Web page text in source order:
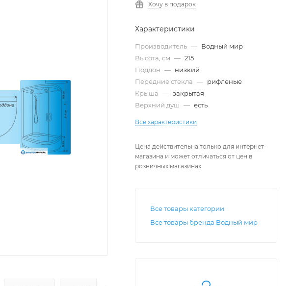
Хочу в подарок
Характеристики
Производитель — Водный мир
Высота, см — 215
Поддон — низкий
Передние стекла — рифленые
Крыша — закрытая
Верхний душ — есть
Все характеристики
Цена действительна только для интернет-
магазина и может отличаться от цен в
розничных магазинах
Все товары категории
Все товары бренда Водный мир